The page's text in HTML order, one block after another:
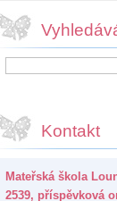
Kontakt
Mateřská škola
2539, příspěvková